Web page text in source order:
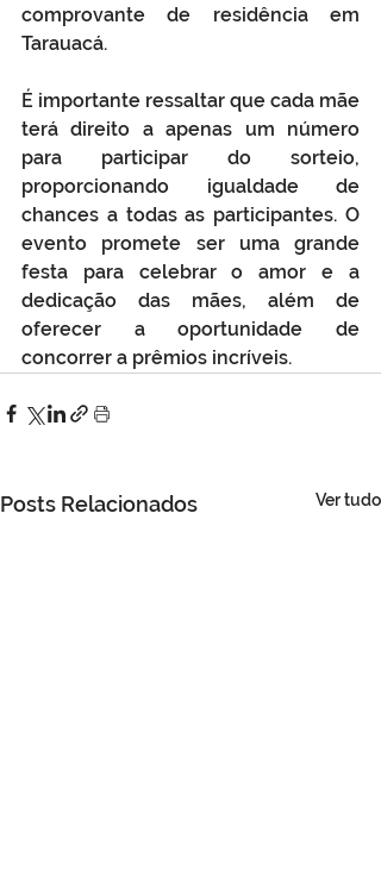
comprovante de residência em
Tarauacá.
É importante ressaltar que cada mãe
terá direito a apenas um número
para participar do sorteio,
proporcionando igualdade de
chances a todas as participantes. O
evento promete ser uma grande
festa para celebrar o amor e a
dedicação das mães, além de
oferecer a oportunidade de
concorrer a prêmios incríveis.
Posts Relacionados Ver tudo